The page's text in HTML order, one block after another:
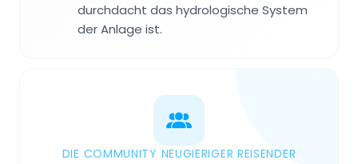
durchdacht das hydrologische System
der Anlage ist.
DIE COMMUNITY NEUGIERIGER REISENDER